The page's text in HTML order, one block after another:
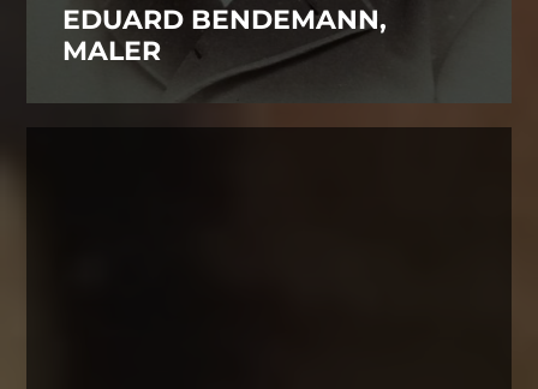
EDUARD BENDEMANN,
MALER